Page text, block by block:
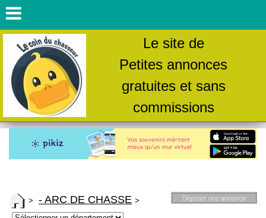
Le site de
Petites annonces
gratuites et sans
commissions
> - ARC DE CHASSE >